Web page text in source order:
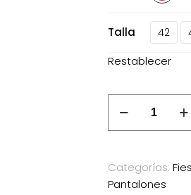
Talla 42
Restablecer
satinado
rojo
Conde
cantidad
Categorías:
Pantalones